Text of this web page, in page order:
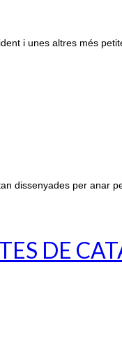
i unes altres més
dissenyades per anar
DE